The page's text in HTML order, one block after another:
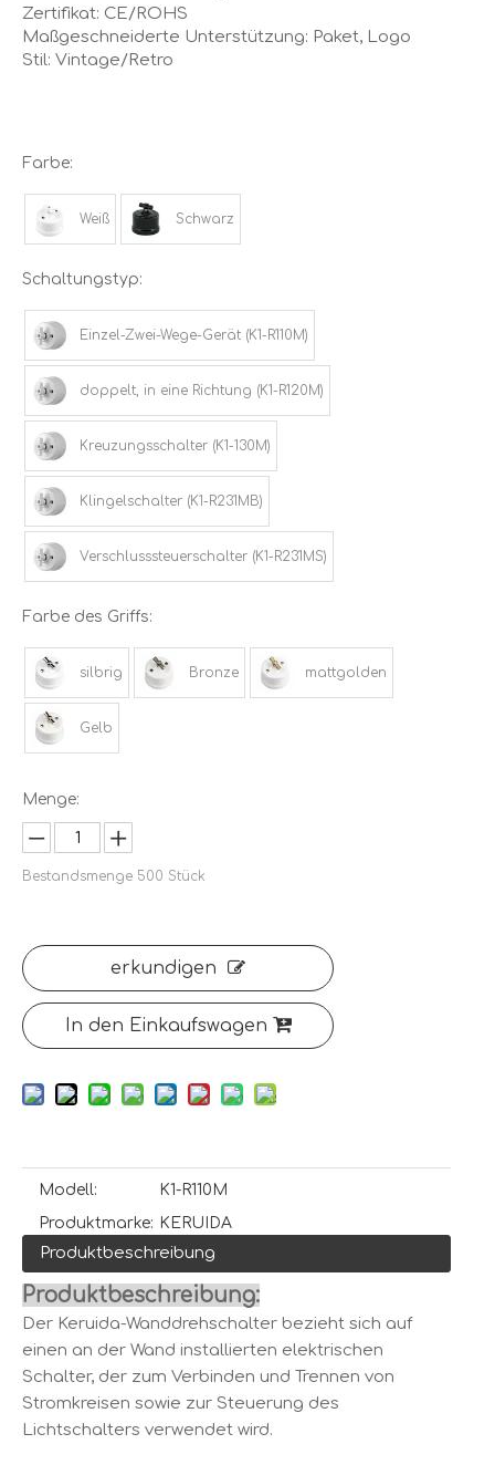
Zertifikat: CE/ROHS
Maßgeschneiderte Unterstützung: Paket, Logo
Stil: Vintage/Retro
Farbe:
Weiß Schwarz
Schaltungstyp:
Einzel-Zwei-Wege-Gerät (K1-R110M)
doppelt, in eine Richtung (K1-R120M)
Kreuzungsschalter (K1-130M)
Klingelschalter (K1-R231MB)
Verschlusssteuerschalter (K1-R231MS)
Farbe des Griffs:
silbrig Bronze mattgolden
Gelb
Menge:
Bestandsmenge 500 Stück
erkundigen
In den Einkaufswagen
Modell:
K1-R110M
Produktmarke: KERUIDA
Produktbeschreibung
Produktbeschreibung:
Der Keruida-Wanddrehschalter bezieht sich auf
einen an der Wand installierten elektrischen
Schalter, der zum Verbinden und Trennen von
Stromkreisen sowie zur Steuerung des
Lichtschalters verwendet wird.